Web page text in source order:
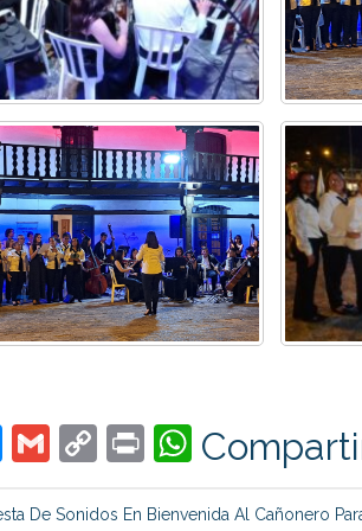
Messenger
GmailCopyPrint
De Sonidos En Bienvenida Al Cañonero